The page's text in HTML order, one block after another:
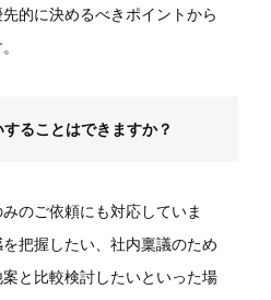
的に決めるべきポイントから
ることはできますか？
のご依頼にも対応していま
把握したい、社内稟議のため
と比較検討したいといった場